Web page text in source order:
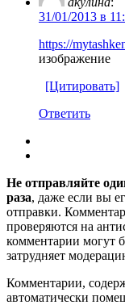
31/01/2013 в
https://
изображение
[Цитировать]
Ответить
Не отправляйте
раза, даже если вы
отправки.
проверяются на
комментарии могут
затрудняет
Комментарии,
автоматически